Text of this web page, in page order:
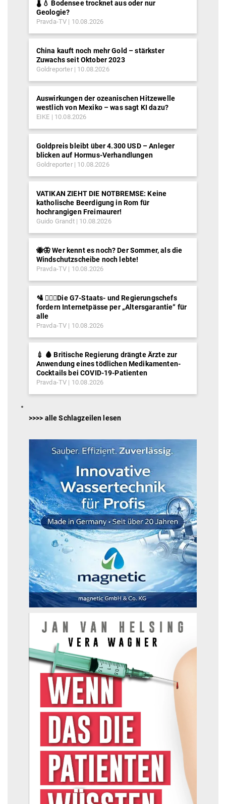
🌡️ 💧 Bodensee trocknet aus oder nur
Geologie?
Pravda-TV 10.08.2026
China kauft noch mehr Gold – stärkster
Zuwachs seit Oktober 2023
Goldreporter 10.08.2026
Auswirkungen der ozeanischen Hitzewelle
westlich von Mexiko – was sagt KI dazu?
EIKE 10.08.2026
Goldpreis bleibt über 4.300 USD – Anleger
blicken auf Hormus-Verhandlungen
Goldreporter 10.08.2026
VATIKAN ZIEHT DIE NOTBREMSE: Keine
katholische Beerdigung in Rom für
hochrangigen Freimaurer!
Guido Grandt 10.08.2026
🐝🦋 Wer kennt es noch? Der Sommer, als die
Windschutzscheibe noch lebte!
Pravda-TV 10.08.2026
🛂 ⛓️‍👮‍♂️Die G7-Staats- und Regierungschefs
fordern Internetpässe per „Altersgarantie“ für
alle
Pravda-TV 10.08.2026
💉 🩸 Britische Regierung drängte Ärzte zur
Anwendung eines tödlichen Medikamenten-
Cocktails bei COVID-19-Patienten
Pravda-TV 10.08.2026
>>>> alle Schlagzeilen lesen